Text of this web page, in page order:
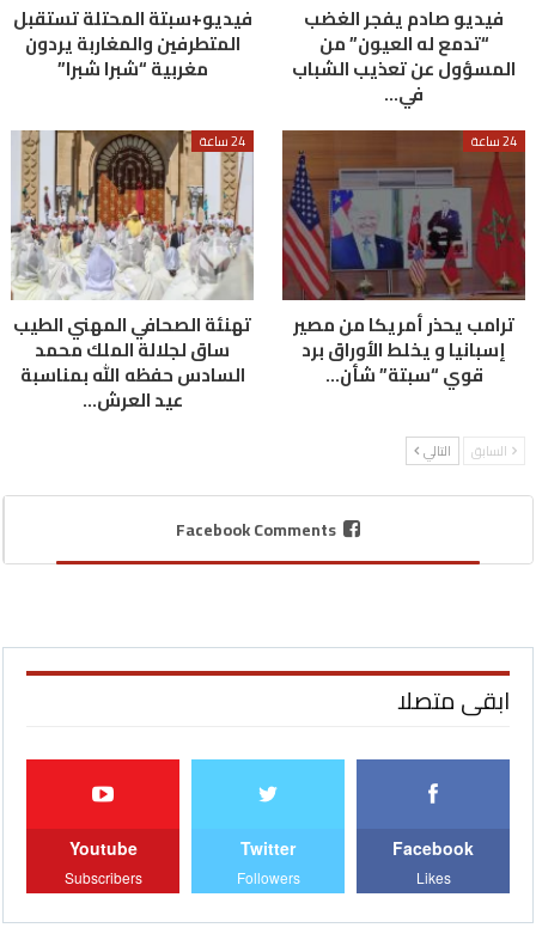
فيديو صادم يفجر الغضب
“تدمع له العيون” من
المسؤول عن تعذيب الشباب
في…
فيديو+سبتة المحتلة تستقبل
المتطرفين والمغاربة يردون
مغربية “شبرا شبرا”
24 ساعة
ترامب يحذر أمريكا من مصير
إسبانيا و يخلط الأوراق برد
قوي “سبتة” شأن…
24 ساعة
تهنئة الصحافي المهني الطيب
ساق لجلالة الملك محمد
السادس حفظه الله بمناسبة
عيد العرش…
السابق التالي
Facebook Comments
ابقى متصلا
Facebook
Likes
Twitter
Followers
Youtube
Subscribers